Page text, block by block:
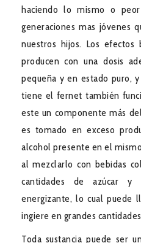
haciendo lo mismo o
generaciones mas jóvenes
nuestros hijos. Los
producen con una dosis
pequeña y en estado puro,
tiene el fernet también
este un componente más
es tomado en exceso
alcohol presente en el
al mezclarlo con bebidas
cantidades de azúcar y
energizante, lo cual puede
ingiere en grandes
Toda sustancia puede ser